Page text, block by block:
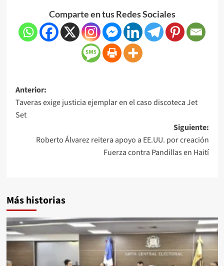
Comparte en tus Redes Sociales
Anterior:
Taveras exige justicia ejemplar en el caso discoteca Jet
Set
Siguiente:
Roberto Álvarez reitera apoyo a EE.UU. por creación
Fuerza contra Pandillas en Haití
Más historias